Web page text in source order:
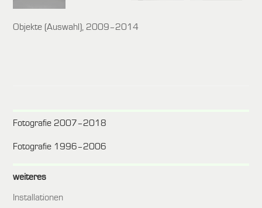
Objekte (Auswahl), 2009–2014
Fotografie 2007–2018
Fotografie 1996–2006
weiteres
Installationen